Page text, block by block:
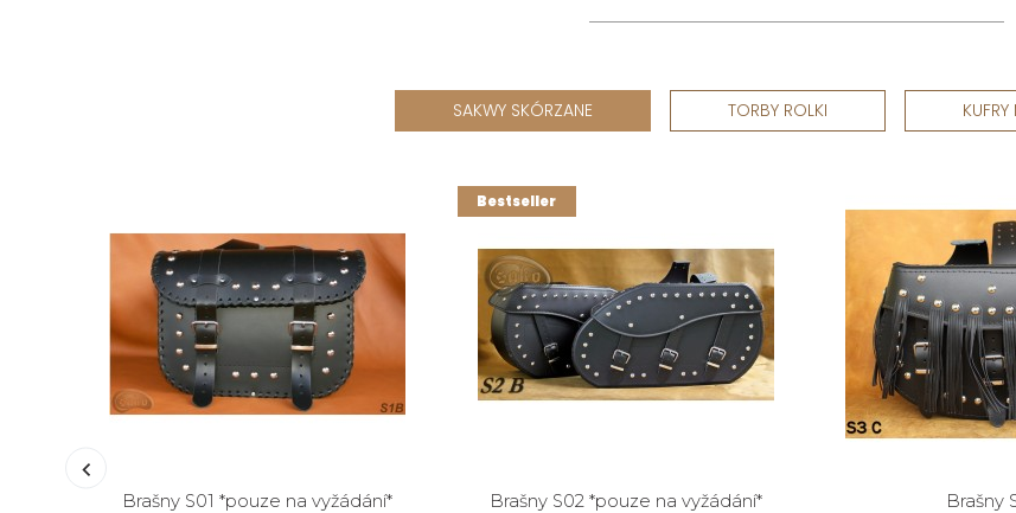
SAKWY SKÓRZANE TORBY ROLKI
Brašny S01 *pouze na vyžádání* Brašny S02 *pouze na vyžádání*
Bestseller
Brašny